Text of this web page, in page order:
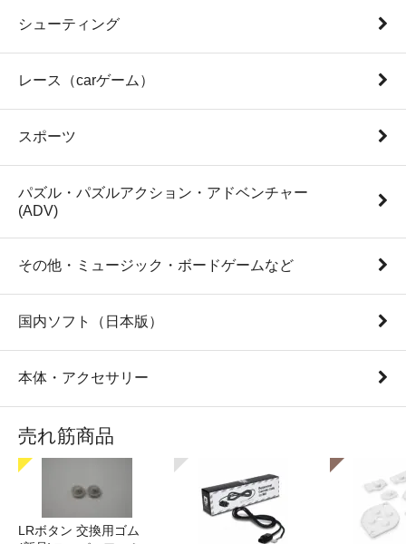
シューティング
レース（carゲーム）
スポーツ
パズル・パズルアクション・アドベンチャー
(ADV)
その他・ミュージック・ボードゲームなど
国内ソフト（日本版）
本体・アクセサリー
売れ筋商品
LRボタン 交換用ゴム